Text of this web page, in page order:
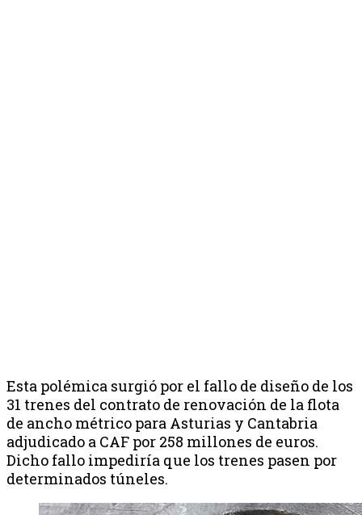
Esta polémica surgió por el fallo de diseño de los
31 trenes del contrato de renovación de la flota
de ancho métrico para Asturias y Cantabria
adjudicado a CAF por 258 millones de euros.
Dicho fallo impediría que los trenes pasen por
determinados túneles.